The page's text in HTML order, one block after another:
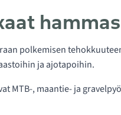
polkemisen
ja ajotapoihin.
MTB-, maantie- ja